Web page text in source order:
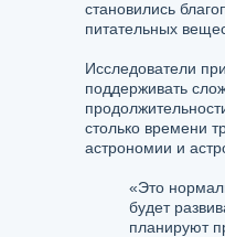
становились
питательных
Исследователи
поддерживать
столько времени
астрономии и
«Это
будет
планируют